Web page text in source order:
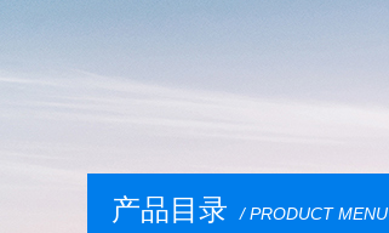
产品目录 / PRODUCT MENU